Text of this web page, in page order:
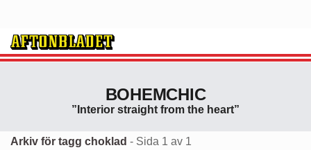
BOHEMCHIC
”Interior straight from the heart”
Arkiv för tagg choklad - Sida 1 av 1